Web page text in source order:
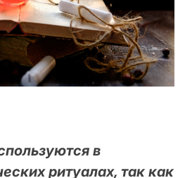
в
ритуалах, так как